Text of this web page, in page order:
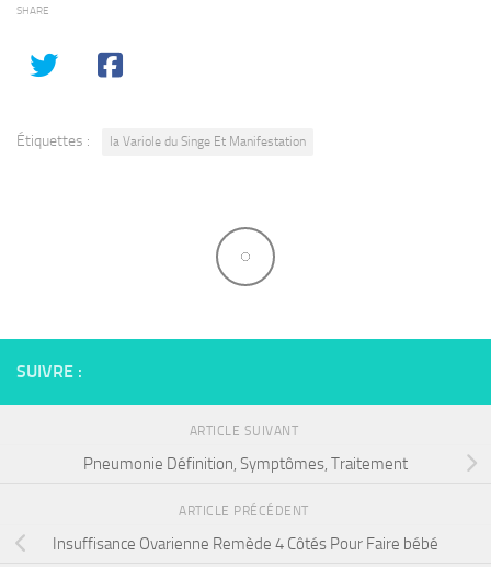
SHARE
Étiquettes : la Variole du Singe Et Manifestation
SUIVRE :
ARTICLE SUIVANT
Pneumonie Définition, Symptômes, Traitement
ARTICLE PRÉCÉDENT
Insuffisance Ovarienne Remède 4 Côtés Pour Faire bébé